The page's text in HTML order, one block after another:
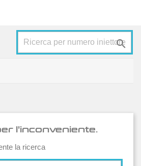

l'inconveniente.
la ricerca